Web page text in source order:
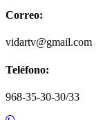
Correo:
vidartv@gmail.com
Teléfono:
968-35-30-30/33